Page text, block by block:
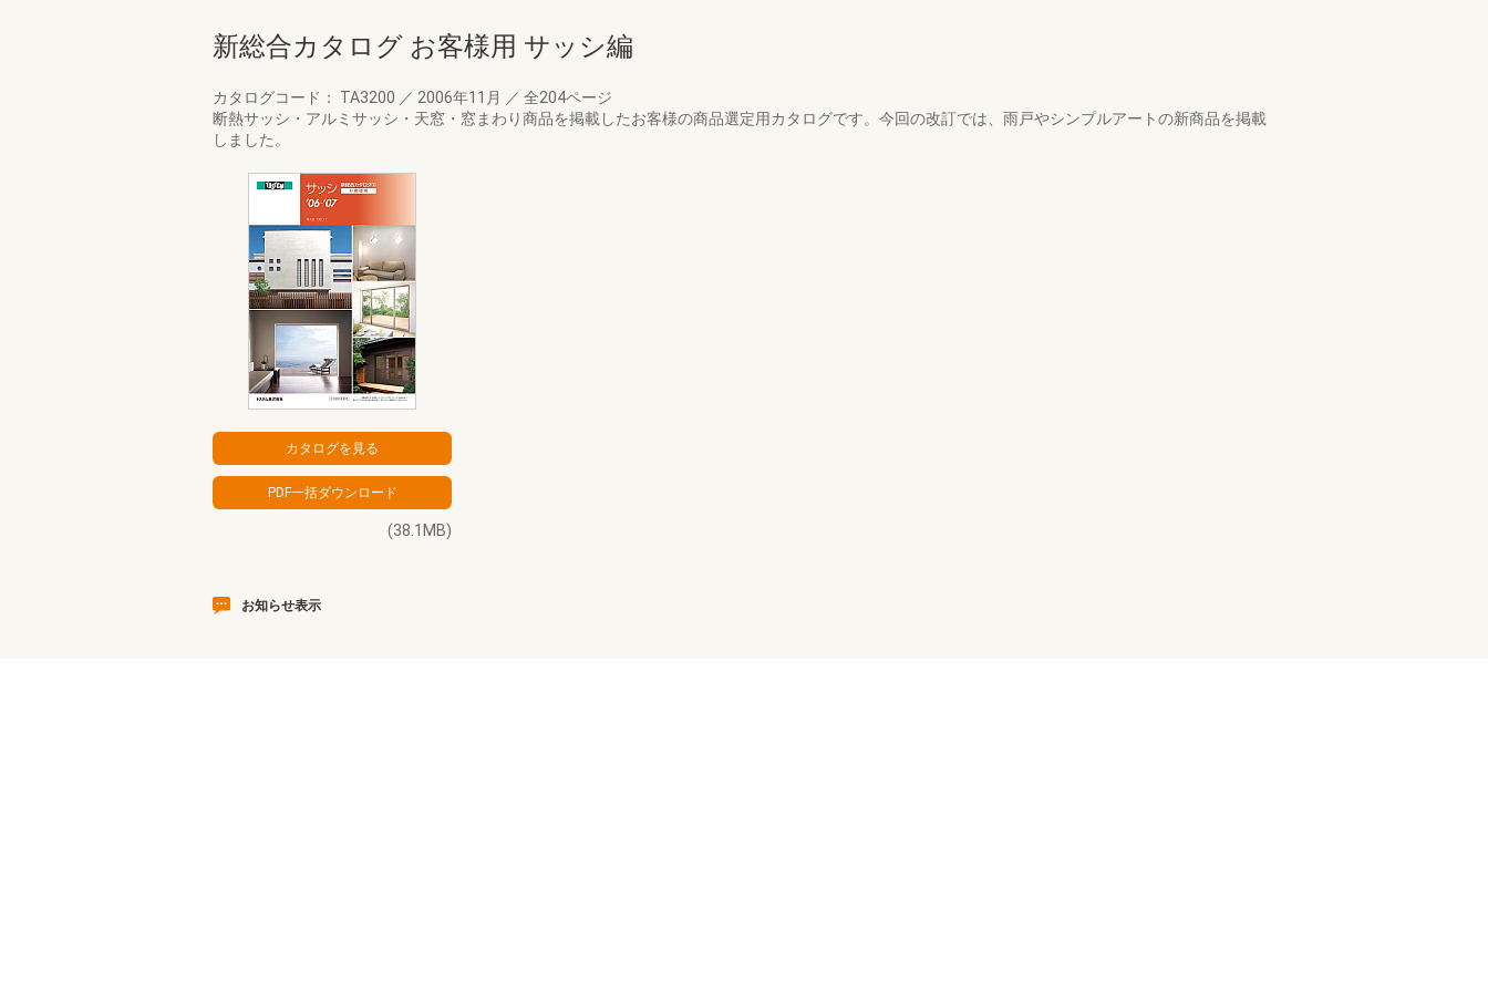
新総合カタログ お客様用 サッシ編
カタログコード： TA3200 ／ 2006年11月 ／ 全204ページ
断熱サッシ・アルミサッシ・天窓・窓まわり商品を掲載したお客様の商品選定用カタログです。今回の改訂では、雨戸やシンプルアートの新商品を掲載
しました。
(38.1MB)
お知らせ表示